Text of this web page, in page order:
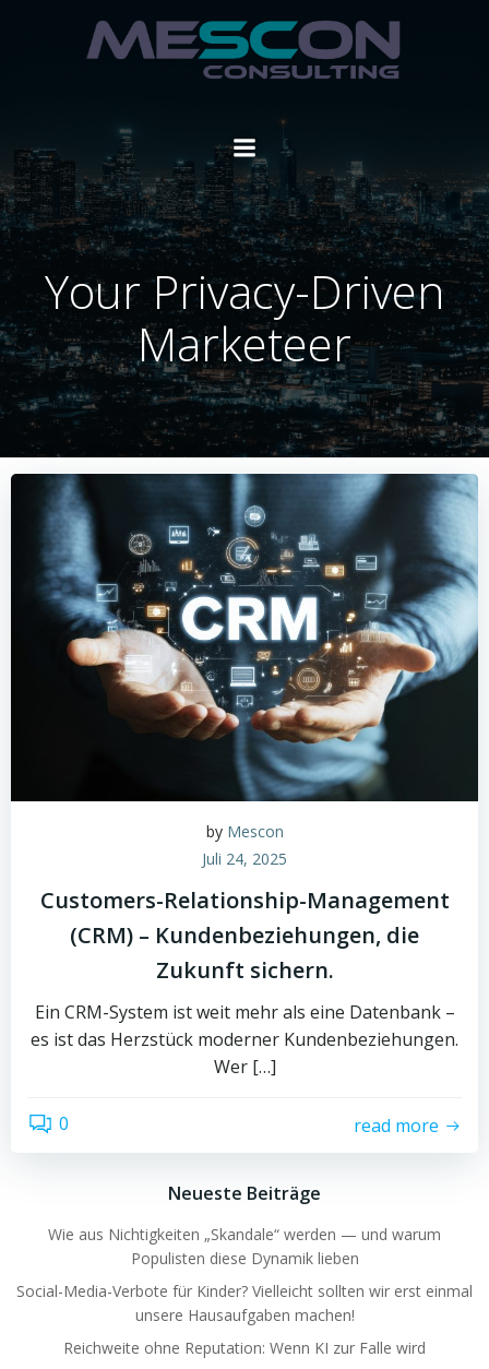
Inhalt
springen
Your Privacy-Driven
Marketeer
by Mescon
Juli 24, 2025
Customers-Relationship-Management
(CRM) – Kundenbeziehungen, die
Zukunft sichern.
Ein CRM-System ist weit mehr als eine Datenbank –
es ist das Herzstück moderner Kundenbeziehungen.
Wer […]
0 read more
Neueste Beiträge
Wie aus Nichtigkeiten „Skandale“ werden — und warum
Populisten diese Dynamik lieben
Social-Media-Verbote für Kinder? Vielleicht sollten wir erst einmal
unsere Hausaufgaben machen!
Reichweite ohne Reputation: Wenn KI zur Falle wird